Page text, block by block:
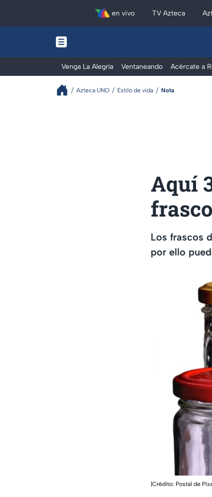
en vivo TV Azteca
Venga La Alegría Ventaneando Acércate a
Azteca UNO Estilo de vida Nota
Aquí
Los frascos
por ello
|Crédito: Postal de